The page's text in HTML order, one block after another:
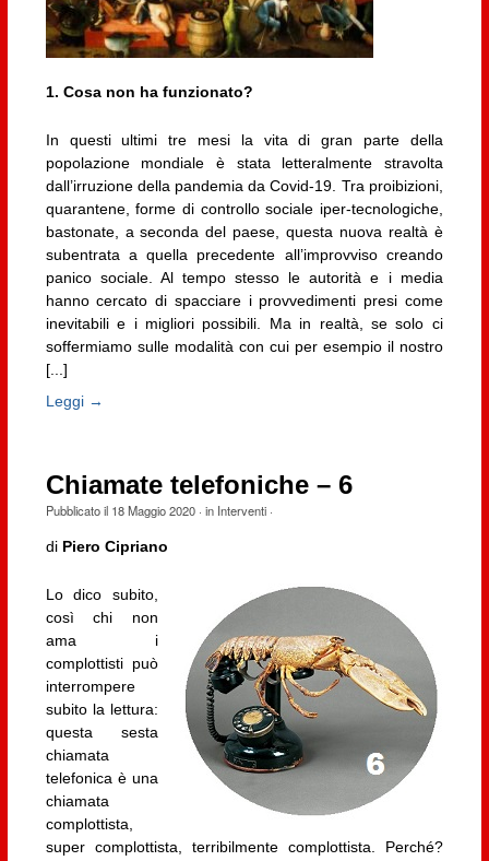
1. Cosa non ha funzionato?
In questi ultimi tre mesi la vita di gran parte della
popolazione mondiale è stata letteralmente stravolta
dall’irruzione della pandemia da Covid-19. Tra proibizioni,
quarantene, forme di controllo sociale iper-tecnologiche,
bastonate, a seconda del paese, questa nuova realtà è
subentrata a quella precedente all’improvviso creando
panico sociale. Al tempo stesso le autorità e i media
hanno cercato di spacciare i provvedimenti presi come
inevitabili e i migliori possibili. Ma in realtà, se solo ci
soffermiamo sulle modalità con cui per esempio il nostro
[...]
Leggi →
Chiamate telefoniche – 6
Pubblicato il 18 Maggio 2020· in Interventi·
di Piero Cipriano
Lo dico subito,
così chi non
ama i
complottisti può
interrompere
subito la lettura:
questa sesta
chiamata
telefonica è una
chiamata
complottista,
super complottista, terribilmente complottista. Perché?